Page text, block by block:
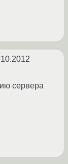
сервера